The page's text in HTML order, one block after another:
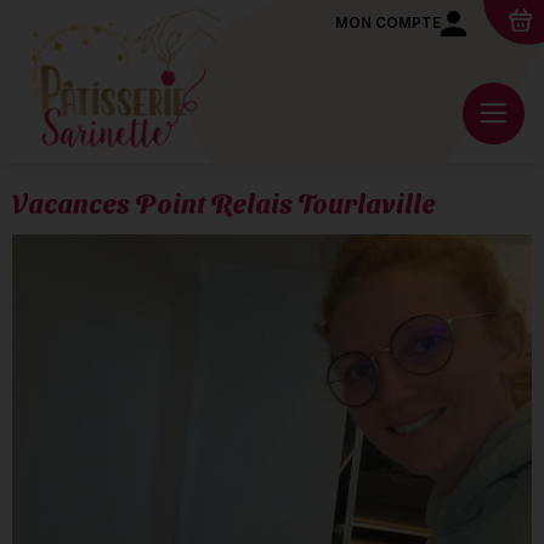
MON COMPTE
Vacances Point Relais Tourlaville